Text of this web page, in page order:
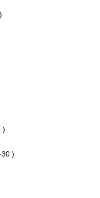
)
)